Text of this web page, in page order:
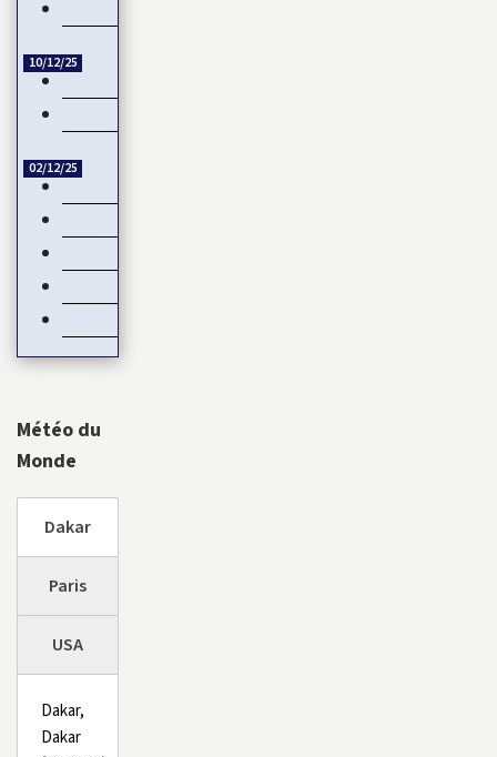
10/12/25
02/12/25
Météo du
Monde
Dakar
Paris
USA
Dakar,
Dakar